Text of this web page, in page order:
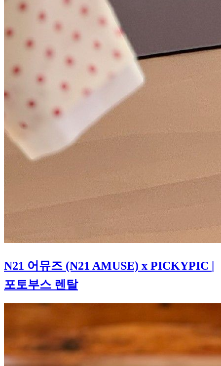
N21 어뮤즈 (N21 AMUSE) x PICKYPIC |
포토부스 렌탈